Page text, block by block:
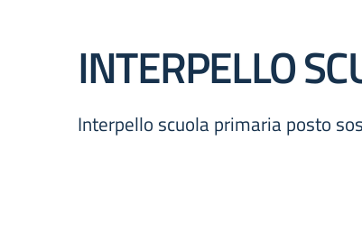
INTERPELLO
Interpello scuola primaria posto